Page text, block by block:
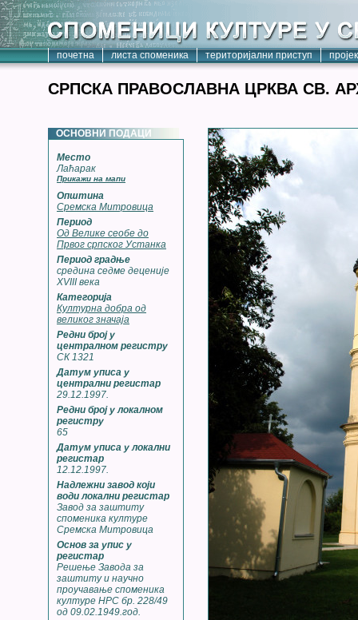
почетна листа споменика територијални приступ
СРПСКА ПРАВОСЛАВНА ЦРКВА СВ.
ОСНОВНИ ПОДАЦИ
Место
Лаћарак
Прикажи на мапи
Општина
Сремска Митровица
Период
Од Велике сеобе до
Првог српског Устанка
Период градње
средина седме деценије
XVIII века
Категорија
Културна добра од
великог значаја
Редни број у
централном регистру
СК 1321
Датум уписа у
централни регистар
29.12.1997.
Редни број у локалном
регистру
65
Датум уписа у локални
регистар
12.12.1997.
Надлежни завод који
води локални регистар
Завод за заштиту
споменика културе
Сремска Митровица
Основ за упис у
регистар
Решење Завода за
заштиту и научно
проучавање споменика
културе НРС бр. 228/49
од 09.02.1949.год.